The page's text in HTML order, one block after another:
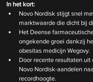
In het kort:
Novo Nordisk stijgt snel
marktwaarde die dicht bij
Het Deense
ongekende groei dankzij
obesitas medicijn Wegovy.
Door recente resultaten
Novo Nordisk-aandelen
recordhoogte.